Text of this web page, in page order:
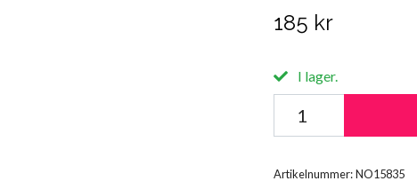
185 kr
I lager.
Artikelnummer:NO15835